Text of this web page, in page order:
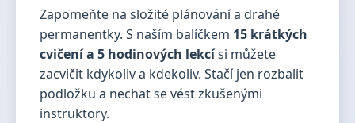
Zapomeňte na složité plánování a drahé
permanentky. S naším balíčkem 15 krátkých
cvičení a 5 hodinových lekcísi můžete
zacvičit kdykoliv a kdekoliv. Stačí jen rozbalit
podložku a nechat se vést zkušenými
instruktory.